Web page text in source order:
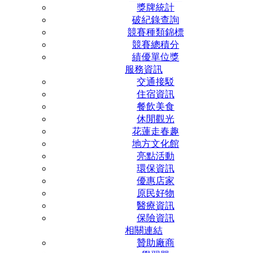
獎牌統計
破紀錄查詢
競賽種類錦標
競賽總積分
績優單位獎
服務資訊
交通接駁
住宿資訊
餐飲美食
休閒觀光
花蓮走春趣
地方文化館
亮點活動
環保資訊
優惠店家
原民好物
醫療資訊
保險資訊
相關連結
贊助廠商